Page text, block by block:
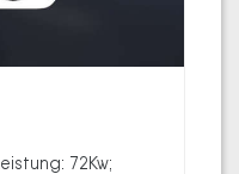
72Kw;